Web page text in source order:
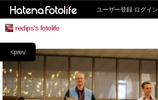
ユーザー登録 ログイン
redips's fotolife
<prev